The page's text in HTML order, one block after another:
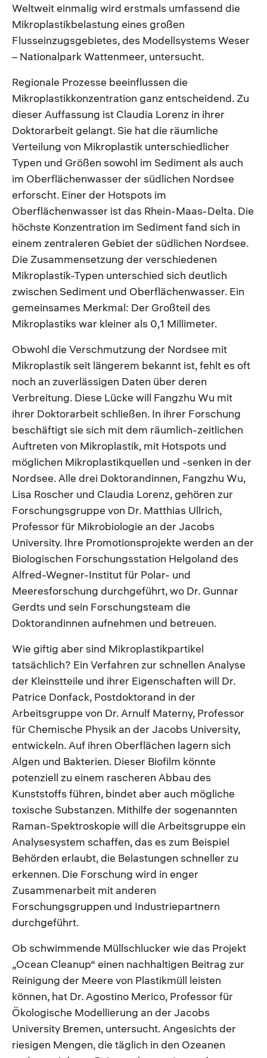
Weltweit einmalig wird erstmals umfassend die
Mikroplastikbelastung eines großen
Flusseinzugsgebietes, des Modellsystems Weser
– Nationalpark Wattenmeer, untersucht.
Regionale Prozesse beeinflussen die
Mikroplastikkonzentration ganz entscheidend. Zu
dieser Auffassung ist Claudia Lorenz in ihrer
Doktorarbeit gelangt. Sie hat die räumliche
Verteilung von Mikroplastik unterschiedlicher
Typen und Größen sowohl im Sediment als auch
im Oberflächenwasser der südlichen Nordsee
erforscht. Einer der Hotspots im
Oberflächenwasser ist das Rhein-Maas-Delta. Die
höchste Konzentration im Sediment fand sich in
einem zentraleren Gebiet der südlichen Nordsee.
Die Zusammensetzung der verschiedenen
Mikroplastik-Typen unterschied sich deutlich
zwischen Sediment und Oberflächenwasser. Ein
gemeinsames Merkmal: Der Großteil des
Mikroplastiks war kleiner als 0,1 Millimeter.
Obwohl die Verschmutzung der Nordsee mit
Mikroplastik seit längerem bekannt ist, fehlt es oft
noch an zuverlässigen Daten über deren
Verbreitung. Diese Lücke will Fangzhu Wu mit
ihrer Doktorarbeit schließen. In ihrer Forschung
beschäftigt sie sich mit dem räumlich-zeitlichen
Auftreten von Mikroplastik, mit Hotspots und
möglichen Mikroplastikquellen und -senken in der
Nordsee. Alle drei Doktorandinnen, Fangzhu Wu,
Lisa Roscher und Claudia Lorenz, gehören zur
Forschungsgruppe von Dr. Matthias Ullrich,
Professor für Mikrobiologie an der Jacobs
University. Ihre Promotionsprojekte werden an der
Biologischen Forschungsstation Helgoland des
Alfred-Wegner-Institut für Polar- und
Meeresforschung durchgeführt, wo Dr. Gunnar
Gerdts und sein Forschungsteam die
Doktorandinnen aufnehmen und betreuen.
Wie giftig aber sind Mikroplastikpartikel
tatsächlich? Ein Verfahren zur schnellen Analyse
der Kleinstteile und ihrer Eigenschaften will Dr.
Patrice Donfack, Postdoktorand in der
Arbeitsgruppe von Dr. Arnulf Materny, Professor
für Chemische Physik an der Jacobs University,
entwickeln. Auf ihren Oberflächen lagern sich
Algen und Bakterien. Dieser Biofilm könnte
potenziell zu einem rascheren Abbau des
Kunststoffs führen, bindet aber auch mögliche
toxische Substanzen. Mithilfe der sogenannten
Raman-Spektroskopie will die Arbeitsgruppe ein
Analysesystem schaffen, das es zum Beispiel
Behörden erlaubt, die Belastungen schneller zu
erkennen. Die Forschung wird in enger
Zusammenarbeit mit anderen
Forschungsgruppen und Industriepartnern
durchgeführt.
Ob schwimmende Müllschlucker wie das Projekt
„Ocean Cleanup“ einen nachhaltigen Beitrag zur
Reinigung der Meere von Plastikmüll leisten
können, hat Dr. Agostino Merico, Professor für
Ökologische Modellierung an der Jacobs
University Bremen, untersucht. Angesichts der
riesigen Mengen, die täglich in den Ozeanen